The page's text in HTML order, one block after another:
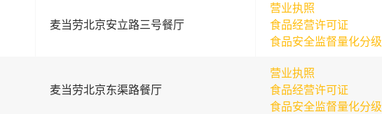
麦当劳北京安立路三号餐厅
营业执照
食品经营许可证
食品安全监督量化分级
麦当劳北京东渠路餐厅
营业执照
食品经营许可证
食品安全监督量化分级